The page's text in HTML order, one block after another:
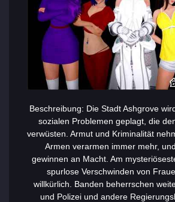
Beschreibung: Die Stadt Ashgrove
sozialen Problemen geplagt, die
verwüsten. Armut und Kriminalität
Armen verarmen immer mehr,
gewinnen an Macht. Am
spurlose Verschwinden von
willkürlich. Banden beherrschen
und Polizei und andere